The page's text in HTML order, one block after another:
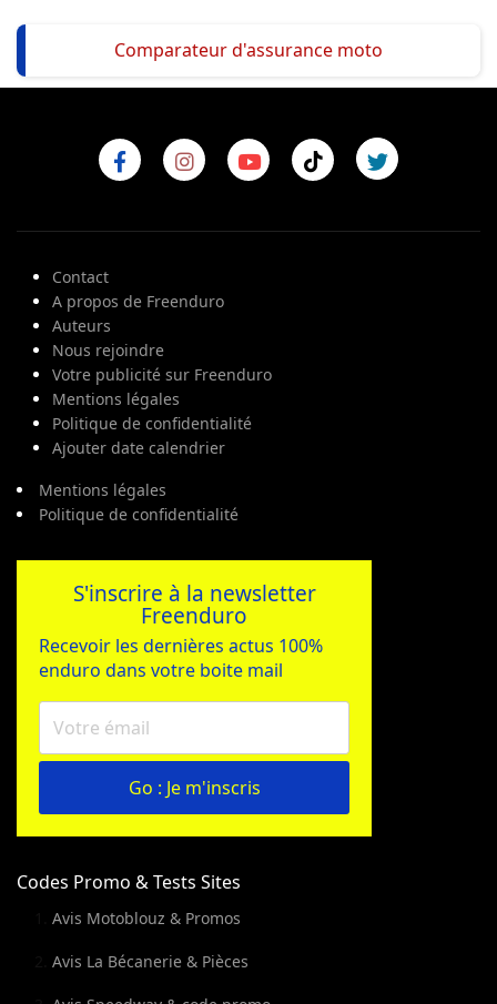
Comparateur d'assurance moto
Contact
A propos de Freenduro
Auteurs
Nous rejoindre
Votre publicité sur Freenduro
Mentions légales
Politique de confidentialité
Ajouter date calendrier
Mentions légales
Politique de confidentialité
S'inscrire à la newsletter
Freenduro
Recevoir les dernières actus 100%
enduro dans votre boite mail
Go : Je m'inscris
Codes Promo & Tests Sites
Avis Motoblouz & Promos
Avis La Bécanerie & Pièces